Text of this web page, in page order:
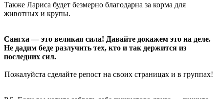
Также Лариса будет безмерно благодарна за корма для
животных и крупы.
Сангха — это великая сила! Давайте докажем это на деле.
Не дадим беде разлучить тех, кто и так держится из
последних сил.
Пожалуйста сделайте репост на своих страницах и в группах!